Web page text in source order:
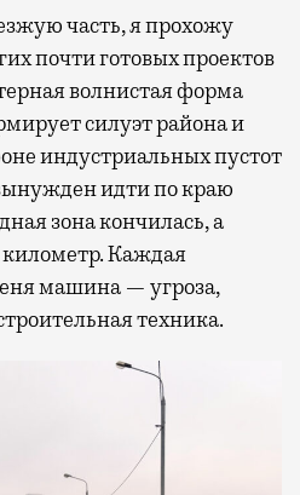
часть, я прохожу
почти готовых проектов
волнистая форма
силуэт района и
индустриальных пустот
идти по краю
зона кончилась, а
километр. Каждая
машина — угроза,
техника.